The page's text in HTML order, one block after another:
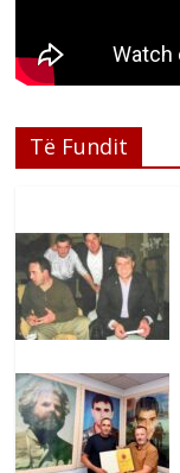
Të Fundit